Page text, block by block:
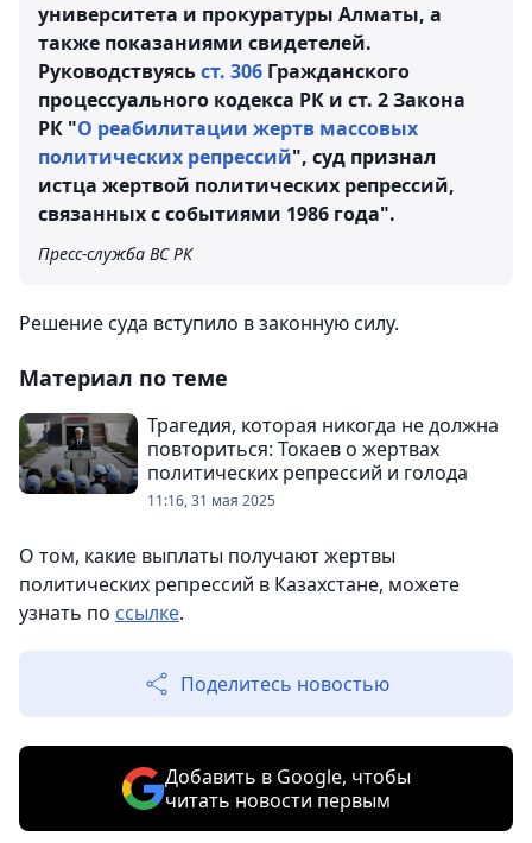
университета и прокуратуры Алматы, а
также показаниями свидетелей.
Руководствуясьст. 306 Гражданского
процессуального кодекса РК и ст. 2 Закона
РК "О реабилитации жертв массовых
политических репрессий", суд признал
истца жертвой политических репрессий,
связанных с событиями 1986 года".
Пресс-служба ВС РК
Решение суда вступило в законную силу.
Материал по теме
Трагедия, которая никогда не должна
повториться: Токаев о жертвах
политических репрессий и голода
11:16, 31 мая 2025
О том, какие выплаты получают жертвы
политических репрессий в Казахстане, можете
узнать по ссылке.
Поделитесь новостью
Добавить в Google, чтобы
читать новости первым